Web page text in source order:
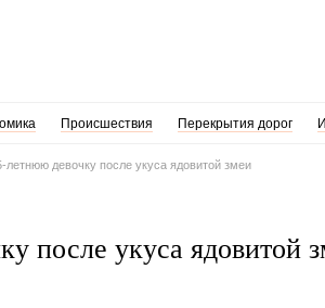
Происшествия Перекрытия дорог
летнюю девочку после укуса ядовитой змеи
после укуса ядовитой